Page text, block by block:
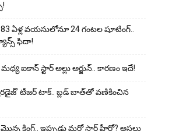
83 ఏళ్ల వయసులోనూ 24 గంటల షూటింగ్..
ఫిదా!
ఐకాన్ స్టార్ అల్లు అర్జున్.. కారణం ఇదే!
టీజర్ టాక్.. బ్లడ్ బాత్‌తో వణికించిన
మొన్న కింగ్.. ఇప్పుడు మరో స్టార్ హీరో? అసలు